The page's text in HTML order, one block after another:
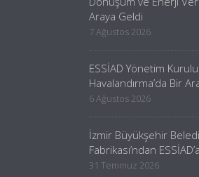
Araya Geldi
7 Ağustos 2026
ESSİAD Yönetim
Havalandırma’da Bir
6 Ağustos 2026
İzmir Büyükşehir
Fabrikası’ndan
31 Temmuz 2026